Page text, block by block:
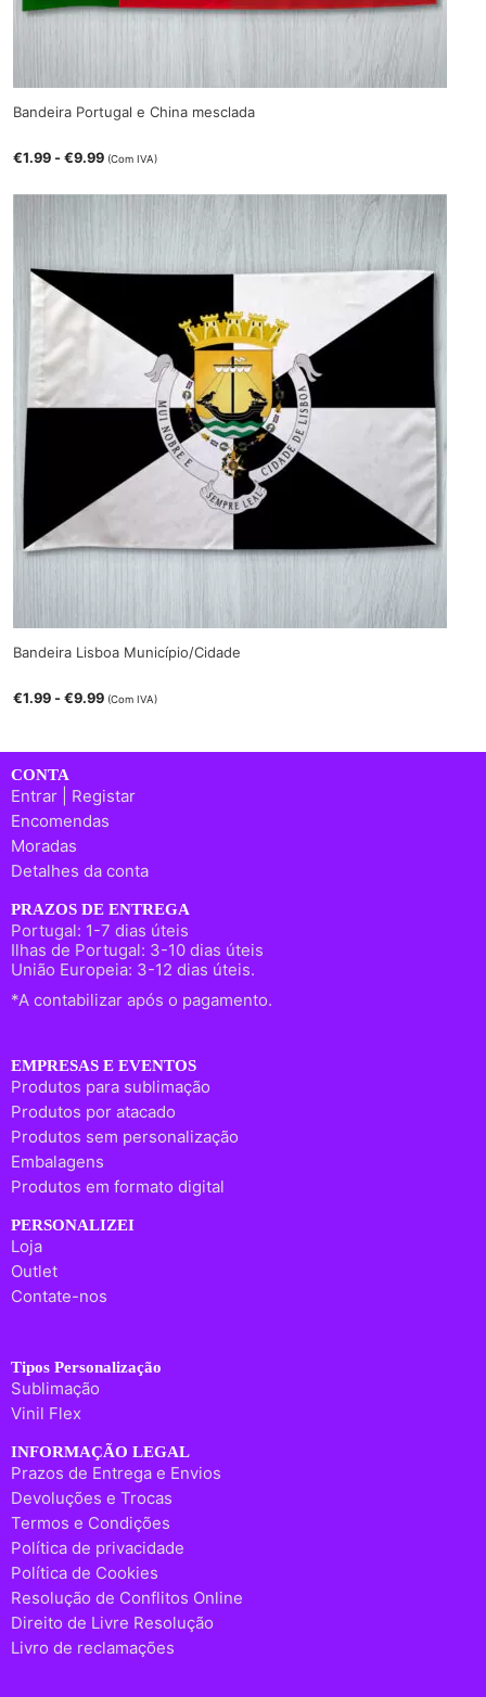
Bandeira Portugal e China mesclada
€1.99 -€9.99 (Com IVA)
Bandeira Lisboa Município/Cidade
€1.99 -€9.99 (Com IVA)
CONTA
Entrar | Registar
Encomendas
Moradas
Detalhes da conta
PRAZOS DE ENTREGA
Portugal: 1-7 dias úteis
Ilhas de Portugal: 3-10 dias úteis
União Europeia: 3-12 dias úteis.
*A contabilizar após o pagamento.
EMPRESAS E EVENTOS
Produtos para sublimação
Produtos por atacado
Produtos sem personalização
Embalagens
Produtos em formato digital
PERSONALIZEI
Loja
Outlet
Contate-nos
Tipos Personalização
Sublimação
Vinil Flex
INFORMAÇÃO LEGAL
Prazos de Entrega e Envios
Devoluções e Trocas
Termos e Condições
Política de privacidade
Política de Cookies
Resolução de Conflitos Online
Direito de Livre Resolução
Livro de reclamações